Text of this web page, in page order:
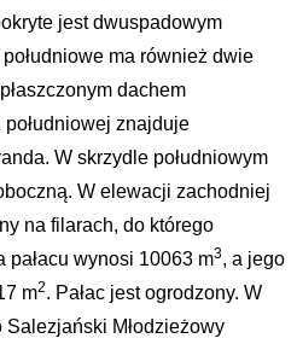
jest dwuspadowym
ma również dwie
dachem
znajduje
W skrzydle południowym
W elewacji zachodniej
na filarach, do którego
pałacu wynosi 10063 m3, a jego
m2. Pałac jest ogrodzony. W
Salezjański Młodzieżowy